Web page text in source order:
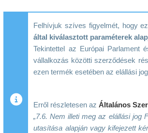
Felhívjuk szíves figyelmét, hogy
által kiválasztott paraméterek
Tekintettel az Európai Parlament
vállalkozás közötti szerződések
ezen termék esetében az elállási
Erről részletesen azÁltalános
„7.6. Nem illeti meg az elállási jog
utasítása alapján vagy kifejezett